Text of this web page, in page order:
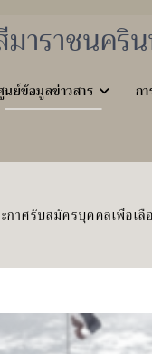
มาราชนคริ
นย์ข้อมูลข่าวสาร ก
กาศรับสมัครบุคคลเพื่อเ